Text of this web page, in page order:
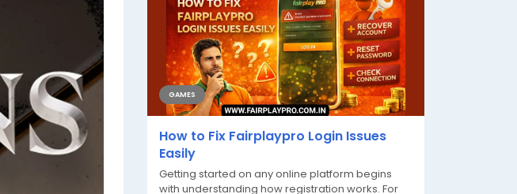
GAMES
How to Fix Fairplaypro Login Issues
Easily
Getting started on any online platform begins
with understanding how registration works. For